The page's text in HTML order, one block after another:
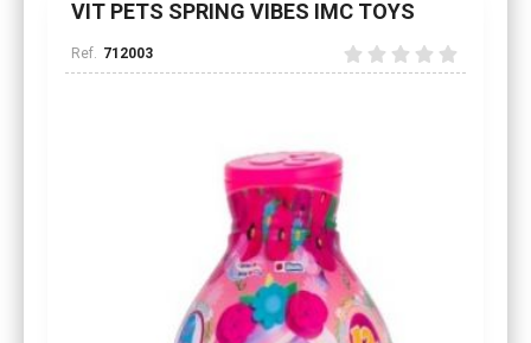
VIT PETS SPRING VIBES IMC TOYS
712003